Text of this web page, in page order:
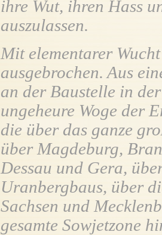
ihre Wut, ihren Hass
auszulassen.
Mit elementarer
ausgebrochen. Aus
an der Baustelle in
ungeheure Woge der
die über das ganze
über Magdeburg,
Dessau und Gera,
Uranbergbaus, über
Sachsen und
gesamte Sowjetzone